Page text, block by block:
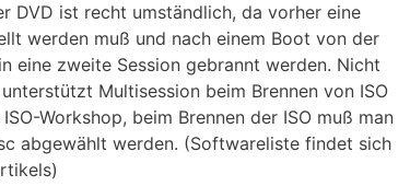
DVD ist recht umständlich, da vorher eine
werden muß und nach einem Boot von der
eine zweite Session gebrannt werden. Nicht
Multisession beim Brennen von ISO
Workshop, beim Brennen der ISO muß man
abgewählt werden. (Softwareliste findet sich